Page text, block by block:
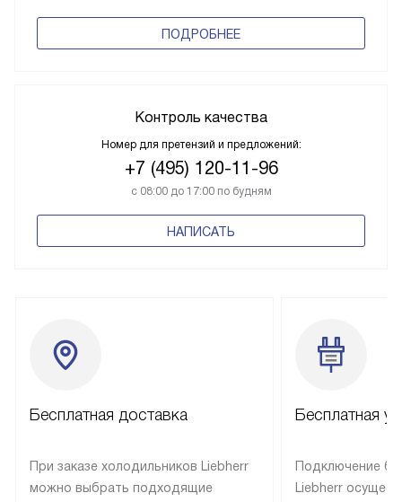
ПОДРОБНЕЕ
Контроль качества
Номер для претензий и предложений:
+7 (495) 120-11-96
с 08:00 до 17:00 по будням
НАПИСАТЬ
Бесплатная доставка
При заказе холодильников Liebherr
можно выбрать подходящие
Бесплатная
Подключение
Liebherr